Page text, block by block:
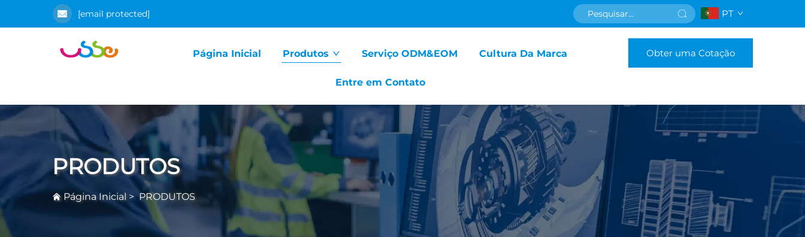
[email protected] PT
Página Inicial Produtos Serviço ODM&EOM Cultura Da Marca
Entre em Contato
Obter uma Cotação
PRODUTOS
Página Inicial >PRODUTOS